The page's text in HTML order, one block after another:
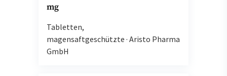
mg
Tabletten,
magensaftgeschützte · Aristo Pharma
GmbH